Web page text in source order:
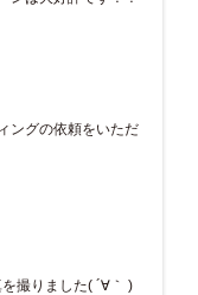
ングの依頼をいただ
撮りました( ´∀｀ )